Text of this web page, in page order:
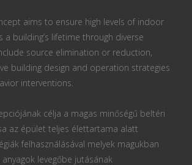
aims to ensure high levels of indoor
a building’s lifetime through diverse
source elimination or reduction,
building design and operation strategies
interventions.
célja a magas minőségű beltéri
az épület teljes élettartama alatt
felhasználásával melyek magukban
levegőbe jutásának